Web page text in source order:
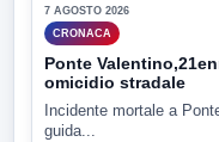
7 AGOSTO 2026
CRONACA
Ponte
omicidio stradale
Incidente mortale a
guida...